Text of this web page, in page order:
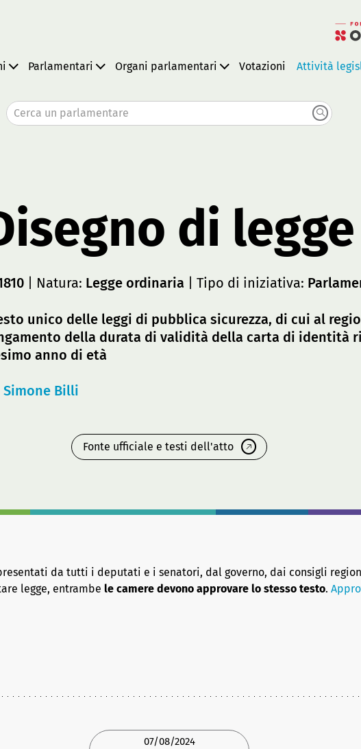
Parlamentari Organi parlamentari Votazioni Attività
Cerca un parlamentare
di legge
| Natura: Legge ordinaria | Tipo di iniziativa:
unico delle leggi di pubblica sicurezza, di cui al regio
della durata di validità della carta di identità
anno di età
Simone Billi
Fonte ufficiale e testi dell'atto
da tutti i deputati e i senatori, dal governo, dai consigli
legge, entrambe le camere devono approvare lo stesso testo.
07/08/2024